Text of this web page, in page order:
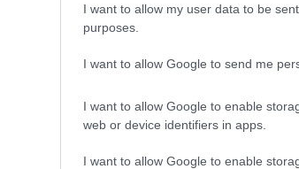
I want to allow my user data to be
purposes.
I want to allow Google to send me
I want to allow Google to enable
web or device identifiers in apps.
I want to allow Google to enable